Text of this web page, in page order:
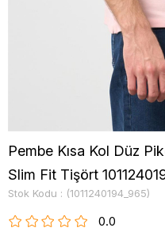
Pembe Kısa Kol Düz
Slim Fit Tişört
Stok Kodu (1011240194_965)
0.0